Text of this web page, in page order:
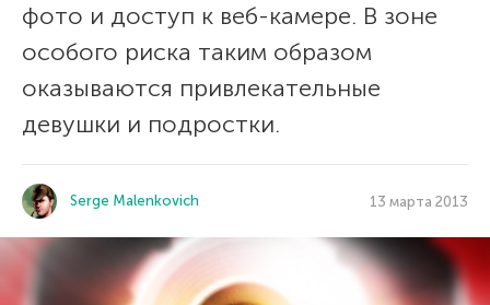
фото и доступ к веб-камере. В зоне
особого риска таким образом
оказываются привлекательные
девушки и подростки.
Serge Malenkovich 13 марта 2013